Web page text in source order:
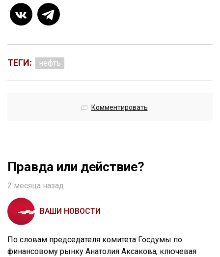
ТЕГИ: нефть
Комментировать
Правда или действие?
2 месяца назад
ВАШИ НОВОСТИ
По словам председателя комитета Госдумы по
финансовому рынку Анатолия Аксакова, ключевая